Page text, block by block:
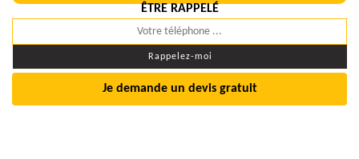
ÊTRE RAPPELÉ
Je demande un devis gratuit